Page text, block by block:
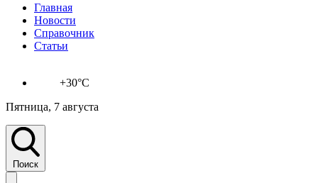
Главная
Новости
Справочник
Статьи
+30°C
Пятница, 7 августа
Поиск